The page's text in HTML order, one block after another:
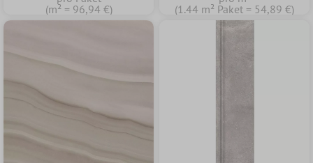
(m² = 96,94 €)
(1.44 m² Paket = 54,89 €)